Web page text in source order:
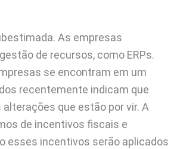
As empresas
de recursos, como ERPs.
se encontram em um
recentemente indicam que
que estão por vir. A
de incentivos fiscais e
esses incentivos serão aplicados